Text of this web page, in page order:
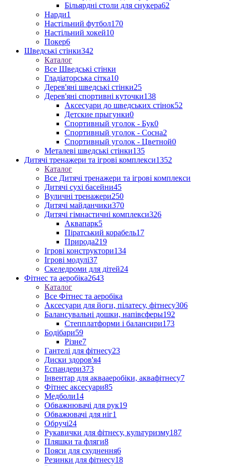
Більярдні столи для снукера62
Нарди1
Настільний футбол170
Настільний хокей10
Покер6
Шведські стінки342
Каталог
Все Шведські стінки
Гладіаторська сітка10
Дерев'яні шведські стінки25
Дерев'яні спортивні куточки138
Аксесуари до шведських стінок52
Детские прыгунки0
Спортивный уголок - Бук0
Спортивный уголок - Сосна2
Спортивный уголок - Цветной0
Металеві шведські стінки135
Дитячі тренажери та ігрові комплекси1352
Каталог
Все Дитячі тренажери та ігрові комплекси
Дитячі сухі басейни45
Вуличні тренажери250
Дитячі майданчики370
Дитячі гімнастичні комплекси326
Аквапарк5
Піратський корабель17
Природа219
Ігрові конструктори134
Ігрові модулі37
Скеледроми для дітей24
Фітнес та аеробіка2643
Каталог
Все Фітнес та аеробіка
Аксесуари для йоги, пілатесу, фітнесу306
Балансувальні дошки, напівсферы192
Степплатформи і балансири173
Бодібари59
Різне7
Гантелі для фітнесу23
Диски здоров'я4
Еспандери373
Інвентар для аквааеробіки, аквафітнесу7
Фітнес аксесуари85
Медболи14
Обважнювачі для рук19
Обважювачі для ніг1
Обручі24
Рукавички для фітнесу, культуризму187
Пляшки та фляги8
Пояси для схуднення6
Резинки для фітнесу18